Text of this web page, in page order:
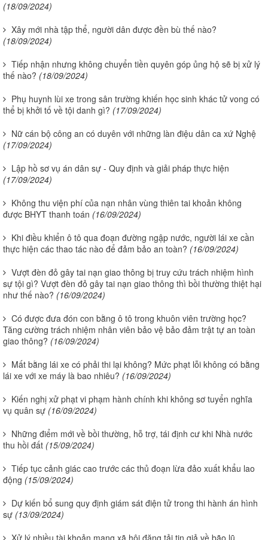
(18/09/2024)
Xây mới nhà tập thể, người dân được đền bù thế nào?
(18/09/2024)
Tiếp nhận nhưng không chuyển tiền quyên góp ủng hộ sẽ bị xử lý
thế nào? (18/09/2024)
Phụ huynh lùi xe trong sân trường khiến học sinh khác tử vong có
thể bị khởi tố về tội danh gì? (17/09/2024)
Nữ cán bộ công an có duyên với những làn điệu dân ca xứ Nghệ
(17/09/2024)
Lập hồ sơ vụ án dân sự - Quy định và giải pháp thực hiện
(17/09/2024)
Không thu viện phí của nạn nhân vùng thiên tai khoản không
được BHYT thanh toán (16/09/2024)
Khi điều khiển ô tô qua đoạn đường ngập nước, người lái xe cần
thực hiện các thao tác nào để đảm bảo an toàn? (16/09/2024)
Vượt đèn đỏ gây tai nạn giao thông bị truy cứu trách nhiệm hình
sự tội gì? Vượt đèn đỏ gây tai nạn giao thông thì bồi thường thiệt hại
như thế nào? (16/09/2024)
Có được đưa đón con bằng ô tô trong khuôn viên trường học?
Tăng cường trách nhiệm nhân viên bảo vệ bảo đảm trật tự an toàn
giao thông? (16/09/2024)
Mất bằng lái xe có phải thi lại không? Mức phạt lỗi không có bằng
lái xe với xe máy là bao nhiêu? (16/09/2024)
Kiến nghị xử phạt vi phạm hành chính khi không sơ tuyển nghĩa
vụ quân sự (16/09/2024)
Những điểm mới về bồi thường, hỗ trợ, tái định cư khi Nhà nước
thu hồi đất (15/09/2024)
Tiếp tục cảnh giác cao trước các thủ đoạn lừa đảo xuất khẩu lao
động (15/09/2024)
Dự kiến bổ sung quy định giám sát điện tử trong thi hành án hình
sự (13/09/2024)
Xử lý nhiều tài khoản mạng xã hội đăng tải tin giả về bão lũ